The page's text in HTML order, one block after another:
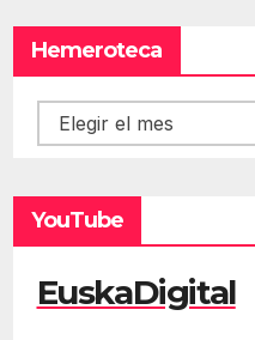
Hemeroteca
Hemeroteca
YouTube
EuskaDigital